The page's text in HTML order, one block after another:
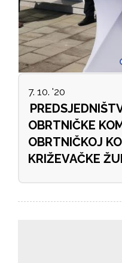
7. 10. '20
OBRTNIČKE
OBRTNIČKOJ
KRIŽEVAČKE